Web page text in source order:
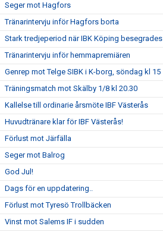
Seger mot Hagfors
Tränarintervju inför Hagfors borta
Stark tredjeperiod när IBK Köping besegrades
Tränarintervju inför hemmapremiären
Genrep mot Telge SIBK i K-borg, söndag kl 15
Träningsmatch mot Skälby 1/8 kl 20.30
Kallelse till ordinarie årsmöte IBF Västerås
Huvudtränare klar för IBF Västerås!
Förlust mot Järfälla
Seger mot Balrog
God Jul!
Dags för en uppdatering..
Förlust mot Tyresö Trollbäcken
Vinst mot Salems IF i sudden